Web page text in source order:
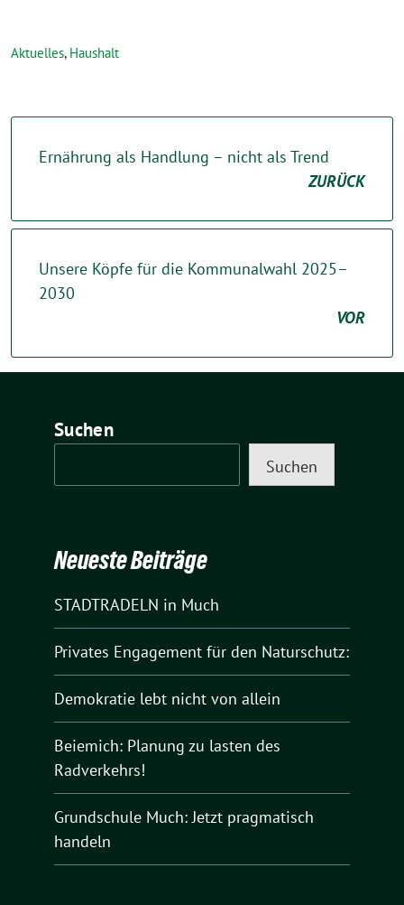
Aktuelles, Haushalt
Ernährung als Handlung – nicht als Trend
ZURÜCK
Unsere Köpfe für die Kommunalwahl 2025–
2030
VOR
Suchen
Suchen
Neueste Beiträge
STADTRADELN in Much
Privates Engagement für den Naturschutz:
Demokratie lebt nicht von allein
Beiemich: Planung zu lasten des
Radverkehrs!
Grundschule Much: Jetzt pragmatisch
handeln